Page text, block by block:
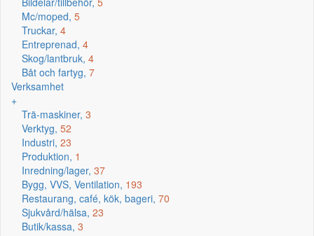
Mc/moped, 5
Truckar, 4
Entreprenad, 4
Skog/lantbruk, 4
Båt och fartyg, 7
Verksamhet
+
Trä-maskiner, 3
Verktyg, 52
Industri, 23
Produktion, 1
Inredning/lager, 37
Bygg, VVS, Ventilation, 193
Restaurang, café, kök, bageri, 70
Sjukvård/hälsa, 23
Butik/kassa, 3